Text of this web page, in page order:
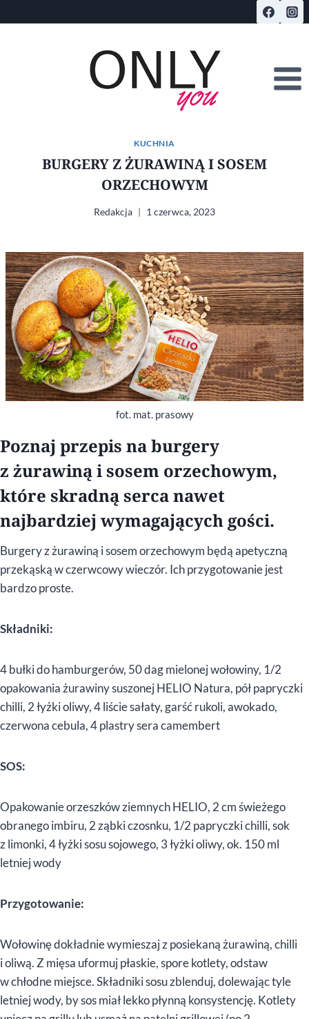
do
KUCHNIA
BURGERY Z ŻURAWINĄ I SOSEM
ORZECHOWYM
Redakcja 1 czerwca, 2023
fot. mat. prasowy
Poznaj przepis na burgery
z żurawiną i sosem orzechowym,
które skradną serca nawet
najbardziej wymagających gości.
Burgery z żurawiną i sosem orzechowym będą apetyczną
przekąską w czerwcowy wieczór. Ich przygotowanie jest
bardzo proste.
Składniki:
4 bułki do hamburgerów, 50 dag mielonej wołowiny, 1/2
opakowania żurawiny suszonej HELIO Natura, pół papryczki
chilli, 2 łyżki oliwy, 4 liście sałaty, garść rukoli, awokado,
czerwona cebula, 4 plastry sera camembert
SOS:
Opakowanie orzeszków ziemnych HELIO, 2 cm świeżego
obranego imbiru, 2 ząbki czosnku, 1/2 papryczki chilli, sok
z limonki, 4 łyżki sosu sojowego, 3 łyżki oliwy, ok. 150 ml
letniej wody
Przygotowanie:
Wołowinę dokładnie wymieszaj z posiekaną żurawiną, chilli
i oliwą. Z mięsa uformuj płaskie, spore kotlety, odstaw
w chłodne miejsce. Składniki sosu zblenduj, dolewając tyle
letniej wody, by sos miał lekko płynną konsystencję. Kotlety